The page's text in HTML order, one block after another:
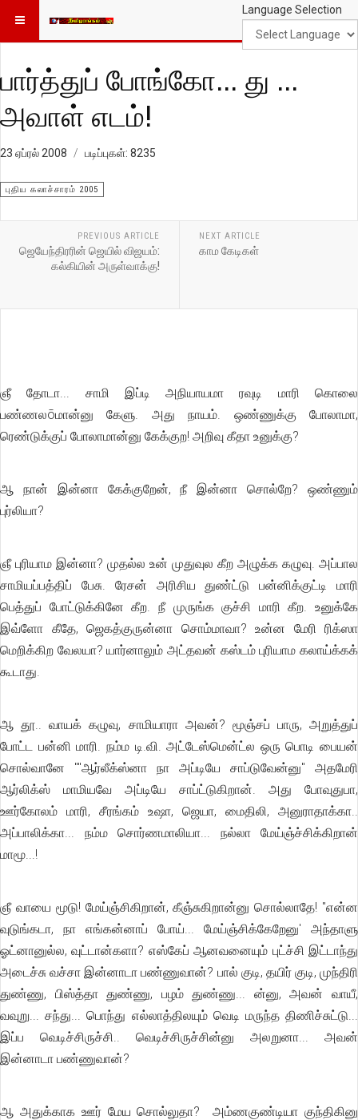
Language Selection
பார்த்துப் போங்கோ... து ...
அவாள் எடம்!
23 ஏப்ரல் 2008 படிப்புகள்: 8235
புதிய கலாச்சாரம் 2005
PREVIOUS ARTICLE
ஜெயேந்திரரின் ஜெயில் விஜயம்:
கல்கியின் அருள்வாக்கு!
NEXT ARTICLE
காம கேடிகள்
ஞீதோடா... சாமி இப்டி அநியாயமா ரவுடி மாரி கொலை
பண்ணலõமான்னு கேளு. அது நாயம். ஒண்ணுக்கு போலாமா,
ரெண்டுக்குப் போலாமான்னு கேக்குற! அறிவு கீதா உனுக்கு?
ஆ நான் இன்னா கேக்குறேன், நீ இன்னா சொல்றே? ஒண்ணும்
புர்லியா?
ஞீ புரியாம இன்னா? முதல்ல உன் முதுவுல கீற அழுக்க கழுவு. அப்பால
சாமியப்பத்திப் பேசு. ரேசன் அரிசிய துண்ட்டு பன்னிக்குட்டி மாரி
பெத்துப் போட்டுக்கினே கீற. நீ முருங்க குச்சி மாரி கீற. உனுக்கே
இவ்ளோ கீதே, ஜெகத்குருன்னா சொம்மாவா? உன்ன மேரி ரிக்ஸா
மெறிக்கிற வேலயா? யார்னாலும் அட்தவன் கஸ்டம் புரியாம கலாய்க்கக்
கூடாது.
ஆ தூ.. வாயக் கழுவு, சாமியாரா அவன்? மூஞ்சப் பாரு, அறுத்துப்
போட்ட பன்னி மாரி. நம்ம டி.வி. அட்டேஸ்மென்ட்ல ஒரு பொடி பையன்
சொல்வானே ""ஆர்லீக்ஸ்னா நா அப்டியே சாப்டுவேன்னு'' அதமேரி
ஆர்லிக்ஸ் மாமியவே அப்டியே சாப்ட்டுகிறான். அது போவுதுபா,
ஊர்கோலம் மாரி, சீரங்கம் உஷா, ஜெயா, மைதிலி, அனுராதாக்கா..
அப்பாலிக்கா... நம்ம சொர்ணமாலியா... நல்லா மேய்ஞ்ச்சிக்கிறான்
மாமூ...!
ஞீ வாயை மூடு! மேய்ஞ்சிகிறான், கீஞ்சுகிறான்னு சொல்லாதே! "என்ன
வுடுங்கடா, நா எங்கன்னாப் போய்... மேய்ஞ்சிக்கேறேனு' அந்தாளு
ஓட்னானுல்ல, வுட்டான்களா? எஸ்கேப் ஆனவனையும் புட்ச்சி இட்டாந்து
அடைச்சு வச்சா இன்னாடா பண்ணுவான்? பால் குடி, தயிர் குடி, முந்திரி
துண்ணு, பிஸ்த்தா துண்ணு, பழம் துண்ணு... ன்னு, அவன் வாயீ,
வவுறு... சந்து... பொந்து எல்லாத்திலயும் வெடி மருந்த திணிச்சுட்டு...
இப்ப வெடிச்சிருச்சி.. வெடிச்சிருச்சின்னு அலறுனா... அவன்
இன்னாடா பண்ணுவான்?
ஆ அதுக்காக ஊர் மேய சொல்லுதா? அம்ணகுண்டியா குந்திகினு